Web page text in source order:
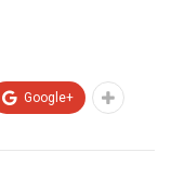
Google+